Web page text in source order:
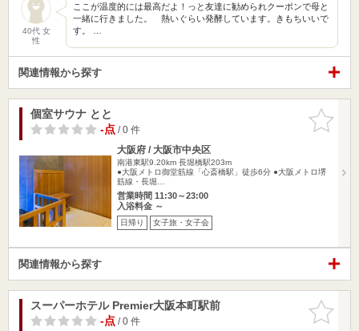
40代 女
性
ここが温度的には最高だよ！っと友達に勧められクーポンで母と
一緒に行きました。 熱いぐらい発酵しています。きもちいいで
す。 …
関連情報から探す
お気に入
りに追加
個室サウナ とと
-点/ 0 件
大阪府 / 大阪市中央区
南港東駅9.20km 長堀橋駅203m
●大阪メトロ御堂筋線「心斎橋駅」徒歩6分 ●大阪メトロ堺
筋線・長堀…
営業時間 11:30～23:00
入浴料金 ～
日帰り 女子旅・女子会
関連情報から探す
お気に入
りに追加
スーパーホテル Premier大阪本町駅前
-点/ 0 件